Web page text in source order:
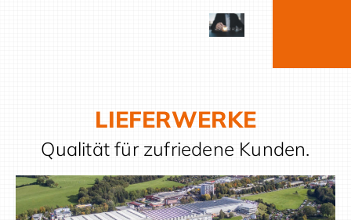
LIEFERWERKE
Qualität für zufriedene Kunden.